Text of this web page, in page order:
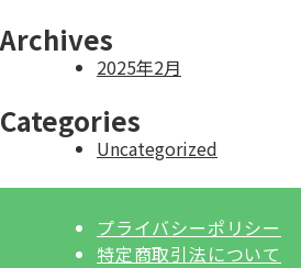
Archives
2025年2月
Categories
Uncategorized
プライバシーポリシー
特定商取引法について